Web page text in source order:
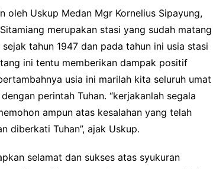
Uskup Medan Mgr Kornelius Sipayung,
merupakan stasi yang sudah matang
tahun 1947 dan pada tahun ini usia stasi
ini tentu memberikan dampak positif
usia ini marilah kita seluruh umat
perintah Tuhan. “kerjakanlah segala
ampun atas kesalahan yang telah
diberkati Tuhan”, ajak Uskup.
selamat dan sukses atas syukuran